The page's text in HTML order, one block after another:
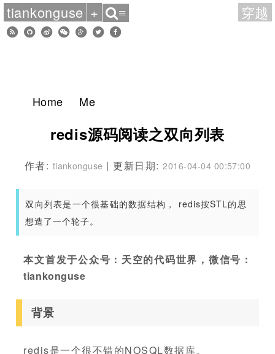
Home Me
redis源码阅读之双向列表
作者: tiankonguse | 更新日期:2016-04-04 00:57:00
双向列表是一个很基础的数据结构， redis按STL的思
想造了一个轮子。
本文首发于公众号：天空的代码世界，微信号：
tiankonguse
背景
redis是一个很不错的NOSQL数据库。
tiankonguse + ≡ 穿越